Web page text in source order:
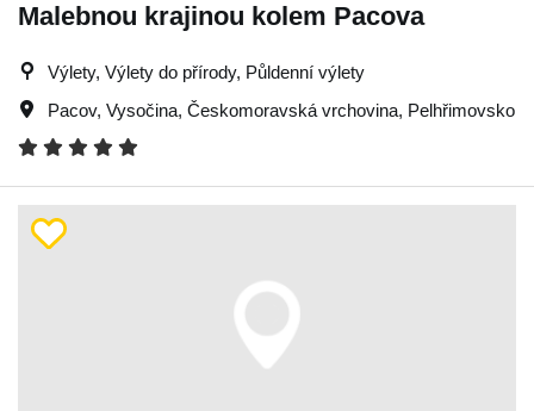
Malebnou krajinou kolem Pacova
Výlety, Výlety do přírody, Půldenní výlety
Pacov, Vysočina, Českomoravská vrchovina, Pelhřimovsko